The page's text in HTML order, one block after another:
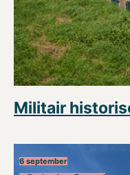
Militair
6 september